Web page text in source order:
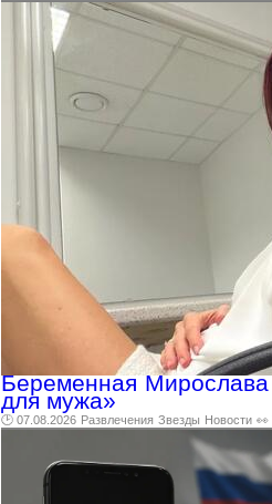
Беременная Мирослава
для мужа»
🕑 07.08.2026 Развлечения Звезды Новости 👀